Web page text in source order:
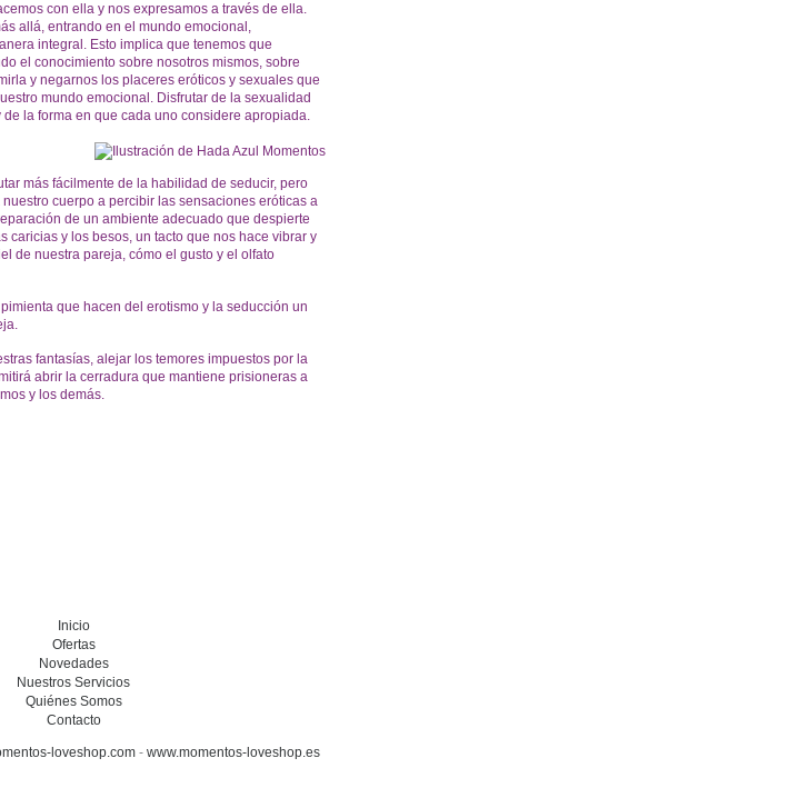
con ella y nos expresamos a través de ella.
allá, entrando en el mundo emocional,
integral. Esto implica que tenemos que
el conocimiento sobre nosotros mismos, sobre
y negarnos los placeres eróticos y sexuales que
mundo emocional. Disfrutar de la sexualidad
la forma en que cada uno considere apropiada.
más fácilmente de la habilidad de seducir, pero
cuerpo a percibir las sensaciones eróticas a
de un ambiente adecuado que despierte
caricias y los besos, un tacto que nos hace vibrar y
de nuestra pareja, cómo el gusto y el olfato
que hacen del erotismo y la seducción un
fantasías, alejar los temores impuestos por la
abrir la cerradura que mantiene prisioneras a
y los demás.
Inicio
Ofertas
Novedades
Nuestros Servicios
Quiénes Somos
Contacto
loveshop.com - www.momentos-loveshop.es